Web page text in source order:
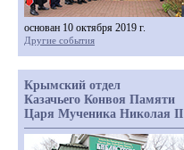
основан 10 октября 2019 г.
Другие события
Крымский отдел
Казачьего Конвоя Памяти
Царя Мученика Николая II